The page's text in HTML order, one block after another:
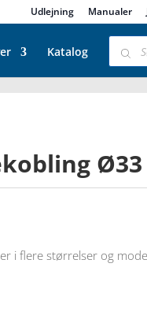
Udlejning Manualer
Katalog search
Ø33
i flere størrelser og